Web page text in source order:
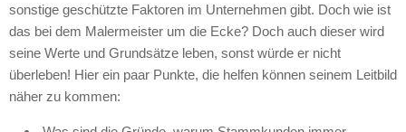
sonstige geschützte Faktoren im Unternehmen gibt. Doch wie ist
das bei dem Malermeister um die Ecke? Doch auch dieser wird
seine Werte und Grundsätze leben, sonst würde er nicht
überleben! Hier ein paar Punkte, die helfen können seinem Leitbild
näher zu kommen: